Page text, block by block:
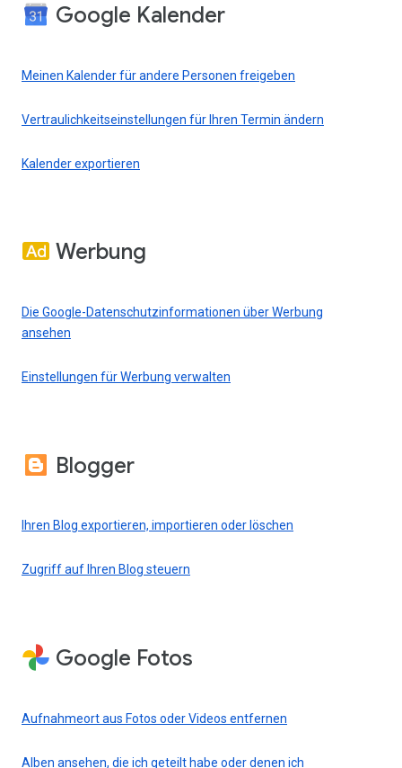
Google Kalender
Meinen Kalender für andere Personen freigeben
Vertraulichkeitseinstellungen für Ihren Termin ändern
Kalender exportieren
Werbung
Die Google-Datenschutzinformationen über Werbung
ansehen
Einstellungen für Werbung verwalten
Blogger
Ihren Blog exportieren, importieren oder löschen
Zugriff auf Ihren Blog steuern
Google Fotos
Aufnahmeort aus Fotos oder Videos entfernen
Alben ansehen, die ich geteilt habe oder denen ich